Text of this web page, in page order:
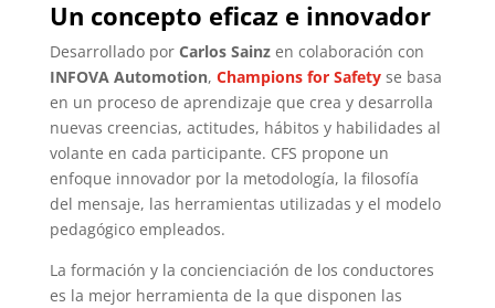
Un concepto eficaz e innovador
Desarrollado por Carlos Sainzen colaboración con
INFOVA Automotion, Champions for Safetyse basa
en un proceso de aprendizaje que crea y desarrolla
nuevas creencias, actitudes, hábitos y habilidades al
volante en cada participante. CFS propone un
enfoque innovador por la metodología, la filosofía
del mensaje, las herramientas utilizadas y el modelo
pedagógico empleados.
La formación y la concienciación de los conductores
es la mejor herramienta de la que disponen las